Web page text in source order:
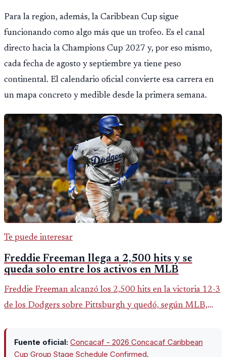
Para la region, además, la Caribbean Cup sigue
funcionando como algo más que un trofeo. Es el canal
directo hacia la Champions Cup 2027 y, por eso mismo,
cada fecha de agosto y septiembre ya tiene peso
continental. El calendario oficial convierte esa carrera en
un mapa concreto y medible desde la primera semana.
Te puede interesar
Freddie Freeman llega a 2,500 hits y se
queda solo entre los activos en MLB
Freddie Freeman alcanzó los 2,500 hits en la victoria 12-3
de los Dodgers sobre Pittsburgh y quedó, según MLB,
Fuente oficial: Concacaf - 2026 Concacaf Caribbean
Cup Group Stage Schedule Confirmed.